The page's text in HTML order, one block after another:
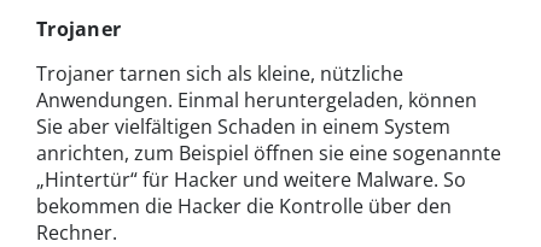
Trojaner
Trojaner tarnen sich als kleine, nützliche
Anwendungen. Einmal heruntergeladen, können
Sie aber vielfältigen Schaden in einem System
anrichten, zum Beispiel öffnen sie eine sogenannte
„Hintertür“ für Hacker und weitere Malware. So
bekommen die Hacker die Kontrolle über den
Rechner.